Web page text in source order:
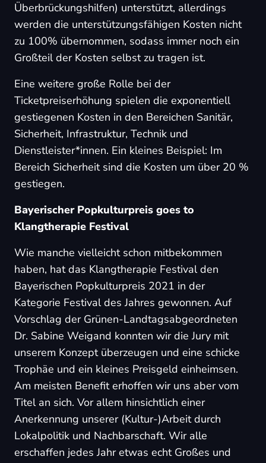
Überbrückungshilfen) unterstützt, allerdings
werden die unterstützungsfähigen Kosten nicht
zu 100% übernommen, sodass immer noch ein
Großteil der Kosten selbst zu tragen ist.
Eine weitere große Rolle bei der
Ticketpreiserhöhung spielen die exponentiell
gestiegenen Kosten in den Bereichen Sanitär,
Sicherheit, Infrastruktur, Technik und
Dienstleister*innen. Ein kleines Beispiel: Im
Bereich Sicherheit sind die Kosten um über 20 %
gestiegen.
Bayerischer Popkulturpreis goes to
Klangtherapie Festival
Wie manche vielleicht schon mitbekommen
haben, hat das Klangtherapie Festival den
Bayerischen Popkulturpreis 2021 in der
Kategorie Festival des Jahres gewonnen. Auf
Vorschlag der Grünen-Landtagsabgeordneten
Dr. Sabine Weigand konnten wir die Jury mit
unserem Konzept überzeugen und eine schicke
Trophäe und ein kleines Preisgeld einheimsen.
Am meisten Benefit erhoffen wir uns aber vom
Titel an sich. Vor allem hinsichtlich einer
Anerkennung unserer (Kultur-)Arbeit durch
Lokalpolitik und Nachbarschaft. Wir alle
erschaffen jedes Jahr etwas echt Großes und